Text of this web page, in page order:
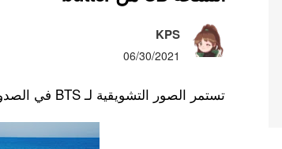
KPS
06/30/2021
تستمر الصور التشويقية لـ BTS في الصدور بمفاهيم منعشة !